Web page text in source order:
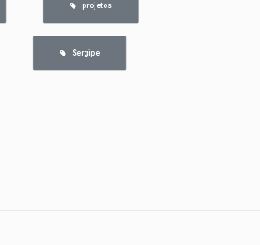
projetos
Sergipe